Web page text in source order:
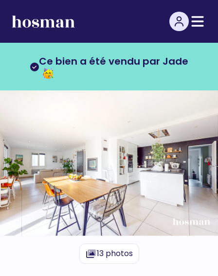
Ce bien a été vendu par Jade
13 photos